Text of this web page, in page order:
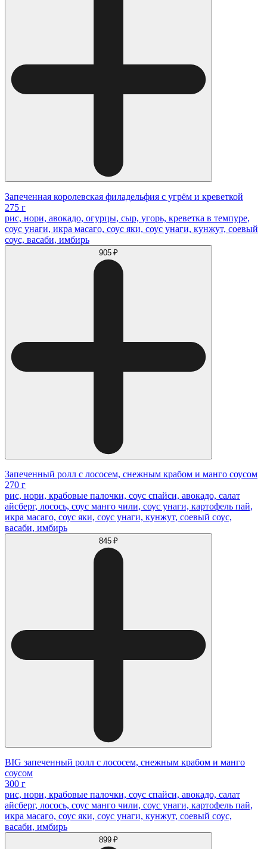
Запеченная королевская филадельфия с угрём и креветкой
275 г
рис, нори, авокадо, огурцы, сыр, угорь, креветка в темпуре,
соус унаги, икра масаго, соус яки, соус унаги, кунжут, соевый
соус, васаби, имбирь
905 ₽
Запеченный ролл с лососем, снежным крабом и манго соусом
270 г
рис, нори, крабовые палочки, соус спайси, авокадо, салат
айсберг, лосось, соус манго чили, соус унаги, картофель пай,
икра масаго, соус яки, соус унаги, кунжут, соевый соус,
васаби, имбирь
845 ₽
BIG запеченный ролл с лососем, снежным крабом и манго
соусом
300 г
рис, нори, крабовые палочки, соус спайси, авокадо, салат
айсберг, лосось, соус манго чили, соус унаги, картофель пай,
икра масаго, соус яки, соус унаги, кунжут, соевый соус,
васаби, имбирь
899 ₽